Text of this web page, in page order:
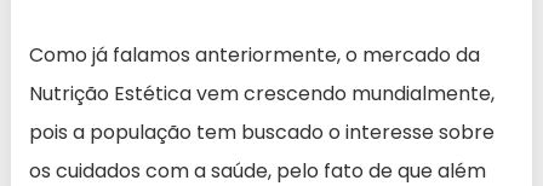
Como já falamos anteriormente, o mercado da
Nutrição Estética vem crescendo mundialmente,
pois a população tem buscado o interesse sobre
os cuidados com a saúde, pelo fato de que além